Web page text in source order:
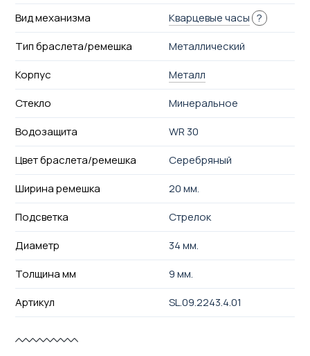
Вид механизма Кварцевые часы ?
Тип браслета/ремешка
Металлический
Корпус
Металл
Стекло
Минеральное
Водозащита
WR 30
Цвет браслета/ремешка
Серебряный
Ширина ремешка
20 мм.
Подсветка
Стрелок
Диаметр
34 мм.
Толщина мм
9 мм.
Артикул
SL.09.2243.4.01